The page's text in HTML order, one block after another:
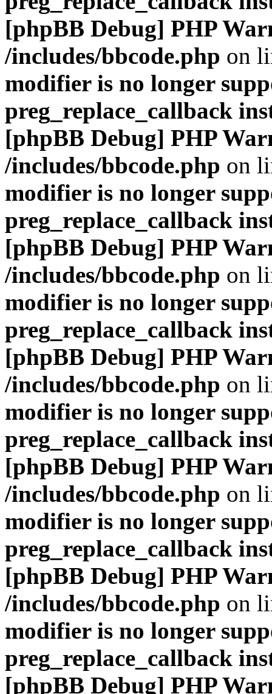
[phpBB Debug] PHP
/includes/bbcode.php on
modifier is no longer
preg_replace_callback
[phpBB Debug] PHP
/includes/bbcode.php on
modifier is no longer
preg_replace_callback
[phpBB Debug] PHP
/includes/bbcode.php on
modifier is no longer
preg_replace_callback
[phpBB Debug] PHP
/includes/bbcode.php on
modifier is no longer
preg_replace_callback
[phpBB Debug] PHP
/includes/bbcode.php on
modifier is no longer
preg_replace_callback
[phpBB Debug] PHP
/includes/bbcode.php on
modifier is no longer
preg_replace_callback
[phpBB Debug] PHP